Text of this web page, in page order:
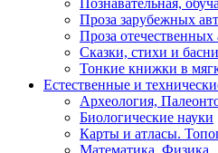
Проза зарубежных
Проза отечественных
Сказки, стихи и басни
Тонкие книжки в
Естественные и
Археология,
Биологические науки
Карты и атласы.
Математика, Физика